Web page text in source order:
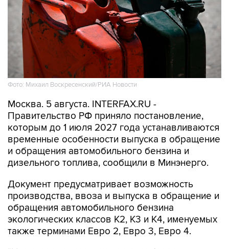
Фото: Михаил Воскресенский/РИА Новости
Москва. 5 августа. INTERFAX.RU -
Правительство РФ приняло постановление,
которым до 1 июля 2027 года устанавливаются
временные особенности выпуска в обращение
и обращения автомобильного бензина и
дизельного топлива, сообщили в Минэнерго.
Документ предусматривает возможность
производства, ввоза и выпуска в обращение и
обращения автомобильного бензина
экологических классов К2, К3 и К4, именуемых
также терминами Евро 2, Евро 3, Евро 4.